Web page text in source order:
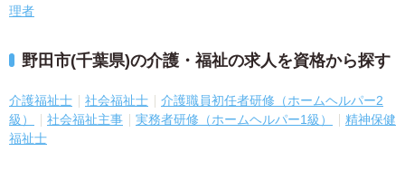
理者
野田市(千葉県)の介護・福祉の求人を資格から探す
介護福祉士 社会福祉士
介護職員初任者研修（ホームヘルパー2
級）
社会福祉主事 実務者研修（ホームヘルパー1級）
精神保健
福祉士